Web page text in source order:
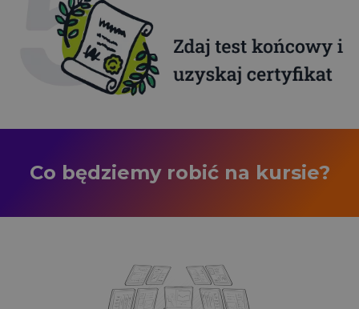
Co będziemy robić na kursie?